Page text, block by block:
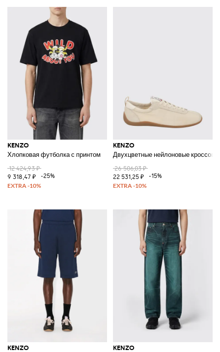
KENZO
Хлопковая футболка с принтом
12 424,93 ₽
9 318,47 ₽
-25%
KENZO
Двухцветные нейлоновые
26 506,03 ₽
22 531,25 ₽
-15%
KENZO KENZO